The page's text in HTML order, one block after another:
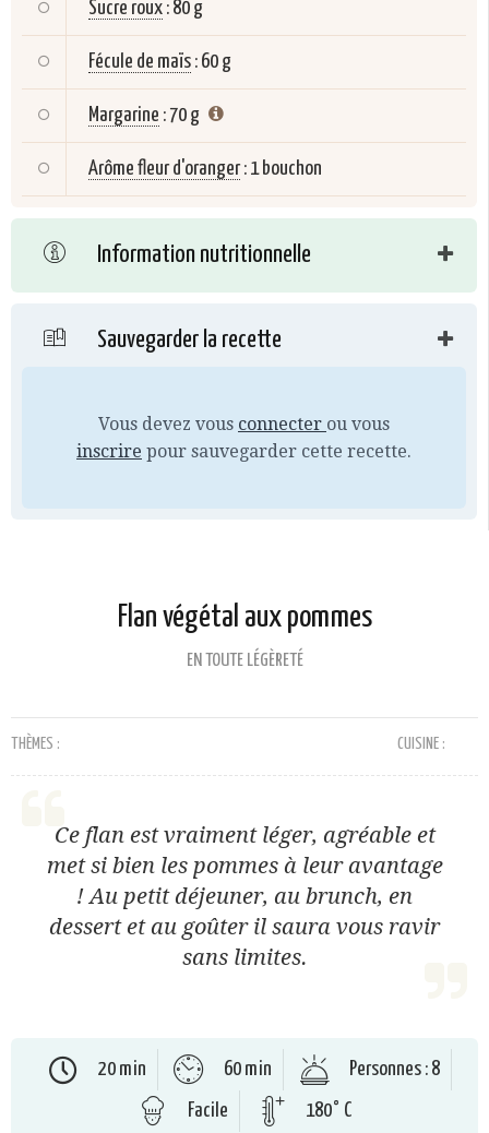
Sucre roux : 80 g
Fécule de maïs : 60 g
Margarine : 70 g
Arôme fleur d'oranger : 1 bouchon
Information nutritionnelle
Sauvegarder la recette
Vous devez vous connecter ou vous
inscrire pour sauvegarder cette recette.
Flan végétal aux pommes
EN TOUTE LÉGÈRETÉ
THÈMES : CUISINE :
Ce flan est vraiment léger, agréable et
met si bien les pommes à leur avantage
! Au petit déjeuner, au brunch, en
dessert et au goûter il saura vous ravir
sans limites.
20 min 60 min
Personnes : 8
Facile
180° C